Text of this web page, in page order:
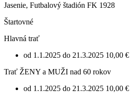
Jasenie, Futbalový štadión FK 1928
Štartovné
Hlavná trať
od 1.1.2025 do 21.3.2025 10,00 €
Trať ŽENY a MUŽI nad 60 rokov
od 1.1.2025 do 21.3.2025 10,00 €